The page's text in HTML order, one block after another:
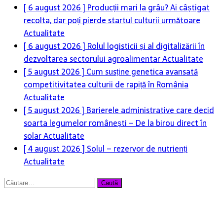
[ 6 august 2026 ]Producții mari la grâu? Ai câștigat
recolta, dar poți pierde startul culturii următoare
Actualitate
[ 6 august 2026 ]Rolul logisticii și al digitalizării în
dezvoltarea sectorului agroalimentarActualitate
[ 5 august 2026 ]Cum susține genetica avansată
competitivitatea culturii de rapiță în România
Actualitate
[ 5 august 2026 ]Barierele administrative care decid
soarta legumelor românești – De la birou direct în
solarActualitate
[ 4 august 2026 ]Solul – rezervor de nutrienți
Actualitate
Caută